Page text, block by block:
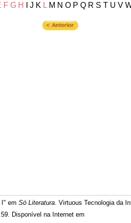
F G H I J K L M N O P Q R S T U V
I" em Só Literatura . Virtuous Tecnologia da
Disponível na Internet em